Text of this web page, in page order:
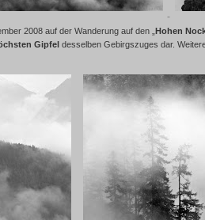
2008 auf der Wanderung auf den „ Hohen
Gipfel desselben Gebirgszuges dar.